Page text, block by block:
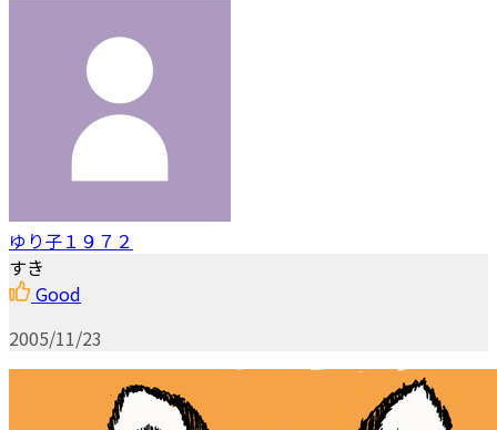
ゆり子１９７２
すき
Good
2005/11/23